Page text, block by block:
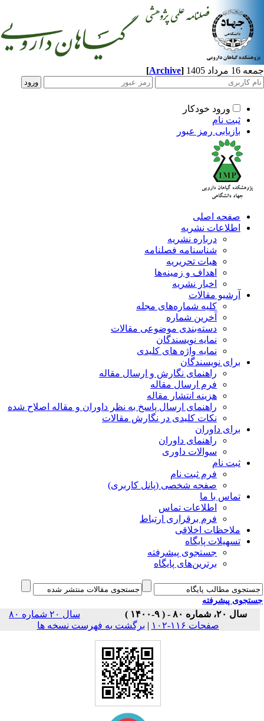
1405
[Archive]
ورود خودکار
ثبت نام
بازیابی رمز عبور
صفحه اصلی
اطلاعات نشریه
درباره نشریه
شناسنامه فصلنامه
هیات تحریریه
اهداف و زمینه‌ها
اخبار نشریه
آرشیو مقالات
کلیه شماره‌های مجله
آخرین شماره
دسته‌بندی موضوعی مقالات
نمایه نویسندگان
نمایه واژه های کلیدی
برای نویسندگان
راهنمای نگارش و ارسال مقاله
فرم ارسال مقاله
هزینه انتشار مقاله
راهنمای ارسال پاسخ به نظر داوران و مقاله اصلاح شده
نکات کلیدی در نگارش مقالات
برای داوران
راهنمای داوران
سوالات داوری
ثبت نام
فرم ثبت نام
صفحه شخصی (پانل کاربری)
تماس با ما
اطلاعات تماس
فرم برقراری ارتباط
ملاحظات اخلاقی
تسهیلات پایگاه
جستجوی پیشرفته
برترین‌های پایگاه
پیشرفته
سال ۲۰، شماره ۸۰ - ( ۹-۱۴۰۰ )
سال ۲۰ شماره ۸۰
صفحات ۱۱۶-۱۰۲
|برگشت به فهرست نسخه ها